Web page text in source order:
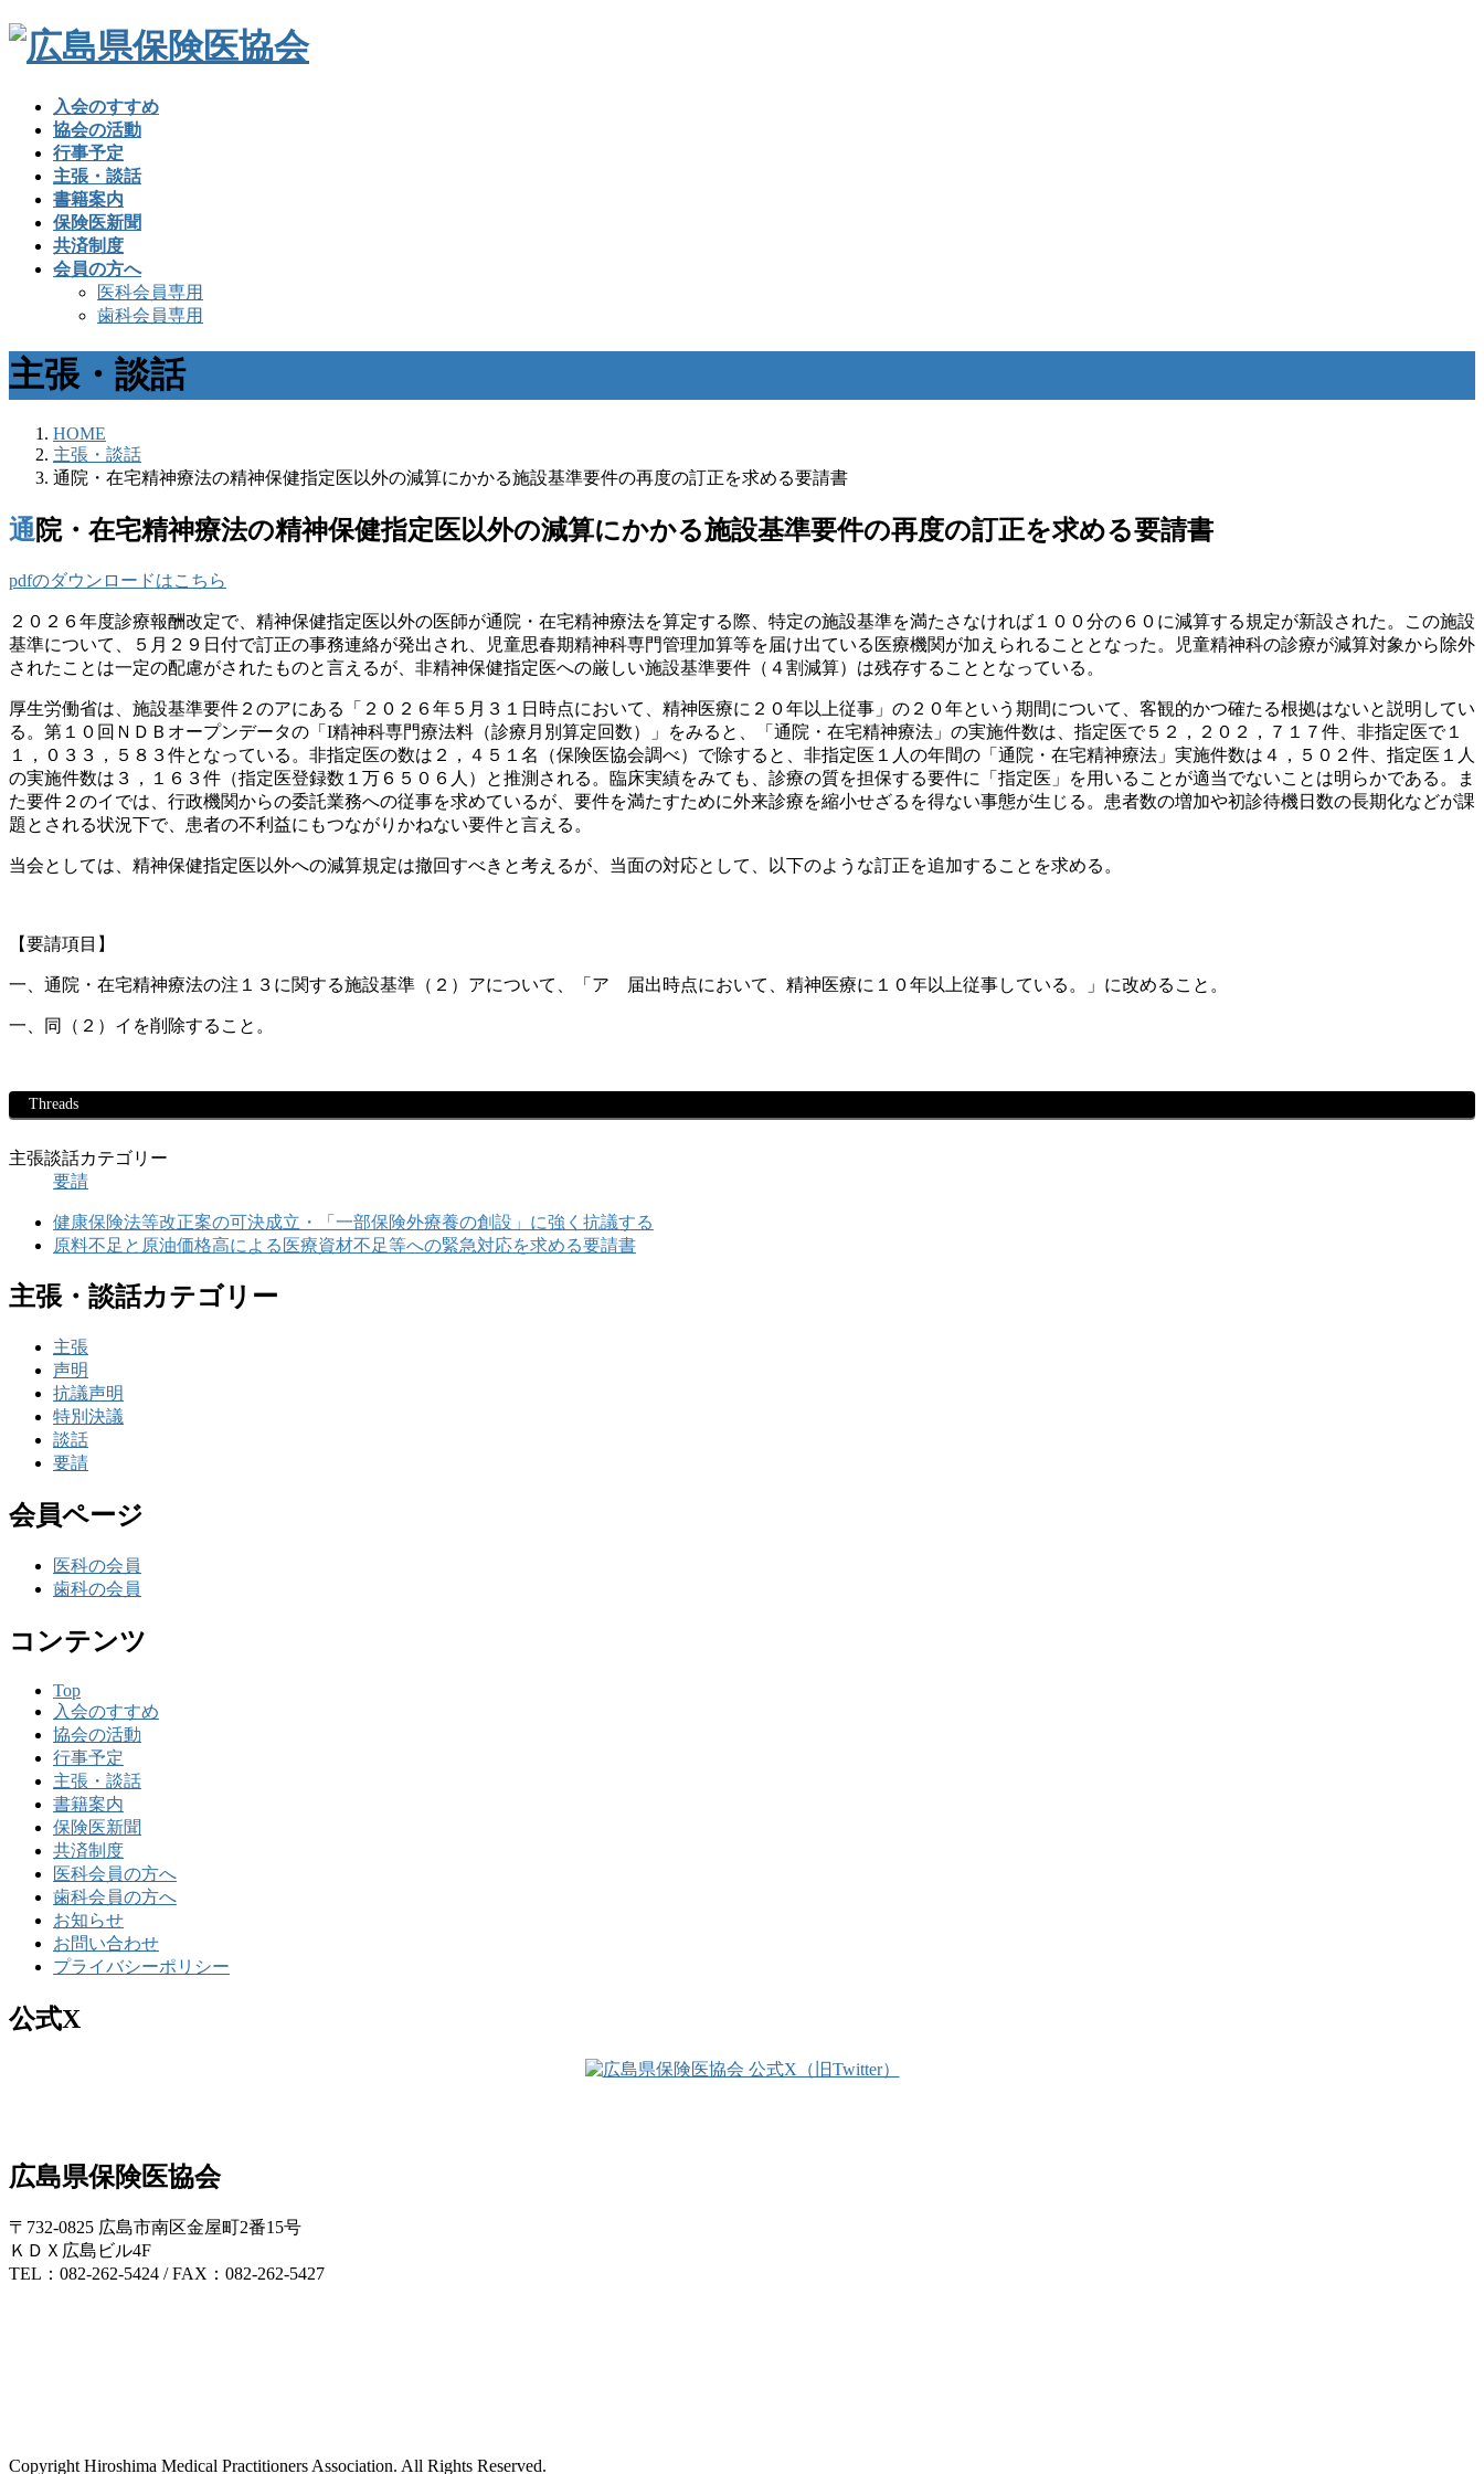
入会のすすめ
協会の活動
行事予定
主張・談話
書籍案内
保険医新聞
共済制度
会員の方へ
医科会員専用
歯科会員専用
主張・談話
HOME
主張・談話
通院・在宅精神療法の精神保健指定医以外の減算にかかる施設基準要件の再度の訂正を求める要請書
通院・在宅精神療法の精神保健指定医以外の減算にかかる施設基準要件の再度の訂正を求める要請書
pdfのダウンロードはこちら
２０２６年度診療報酬改定で、精神保健指定医以外の医師が通院・在宅精神療法を算定する際、特定の施設基準を満たさなければ１００分の６０に減算する規定が新設された。この施設
基準について、５月２９日付で訂正の事務連絡が発出され、児童思春期精神科専門管理加算等を届け出ている医療機関が加えられることとなった。児童精神科の診療が減算対象から除外
されたことは一定の配慮がされたものと言えるが、非精神保健指定医への厳しい施設基準要件（４割減算）は残存することとなっている。
厚生労働省は、施設基準要件２のアにある「２０２６年５月３１日時点において、精神医療に２０年以上従事」の２０年という期間について、客観的かつ確たる根拠はないと説明してい
る。第１０回ＮＤＢオープンデータの「I精神科専門療法料（診療月別算定回数）」をみると、「通院・在宅精神療法」の実施件数は、指定医で５２，２０２，７１７件、非指定医で１
１，０３３，５８３件となっている。非指定医の数は２，４５１名（保険医協会調べ）で除すると、非指定医１人の年間の「通院・在宅精神療法」実施件数は４，５０２件、指定医１人
の実施件数は３，１６３件（指定医登録数１万６５０６人）と推測される。臨床実績をみても、診療の質を担保する要件に「指定医」を用いることが適当でないことは明らかである。ま
た要件２のイでは、行政機関からの委託業務への従事を求めているが、要件を満たすために外来診療を縮小せざるを得ない事態が生じる。患者数の増加や初診待機日数の長期化などが課
題とされる状況下で、患者の不利益にもつながりかねない要件と言える。
当会としては、精神保健指定医以外への減算規定は撤回すべきと考えるが、当面の対応として、以下のような訂正を追加することを求める。
【要請項目】
一、通院・在宅精神療法の注１３に関する施設基準（２）アについて、「ア 届出時点において、精神医療に１０年以上従事している。」に改めること。
一、同（２）イを削除すること。
Threads
主張談話カテゴリー
要請
健康保険法等改正案の可決成立・「一部保険外療養の創設」に強く抗議する
原料不足と原油価格高による医療資材不足等への緊急対応を求める要請書
主張・談話カテゴリー
主張
声明
抗議声明
特別決議
談話
要請
会員ページ
医科の会員
歯科の会員
コンテンツ
Top
入会のすすめ
協会の活動
行事予定
主張・談話
書籍案内
保険医新聞
共済制度
医科会員の方へ
歯科会員の方へ
お知らせ
お問い合わせ
プライバシーポリシー
公式X
広島県保険医協会
〒732-0825 広島市南区金屋町2番15号
ＫＤＸ広島ビル4F
TEL：082-262-5424 / FAX：082-262-5427
Copyright Hiroshima Medical Practitioners Association. All Rights Reserved.